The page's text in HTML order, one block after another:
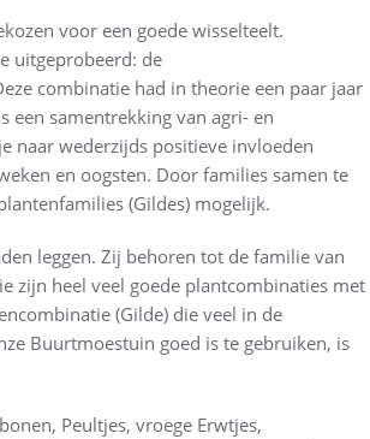
voor een goede wisselteelt.
uitgeprobeerd: de
combinatie had in theorie een paar jaar
een samentrekking van agri- en
naar wederzijds positieve invloeden
en oogsten. Door families samen te
(Gildes) mogelijk.
leggen. Zij behoren tot de familie van
zijn heel veel goede plantcombinaties met
(Gilde) die veel in de
Buurtmoestuin goed is te gebruiken, is
Peultjes, vroege Erwtjes,